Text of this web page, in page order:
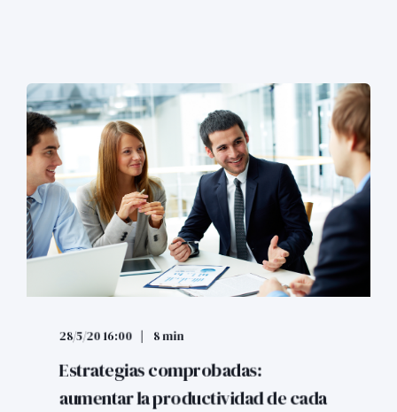
28/5/20 16:00 8 min
Estrategias comprobadas:
aumentar la productividad de cada